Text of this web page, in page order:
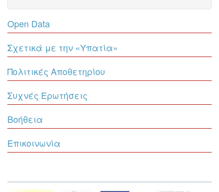
Open Data
Σχετικά με την «Υπατία»
Πολιτικές Αποθετηρίου
Συχνές Ερωτήσεις
Βοήθεια
Επικοινωνία